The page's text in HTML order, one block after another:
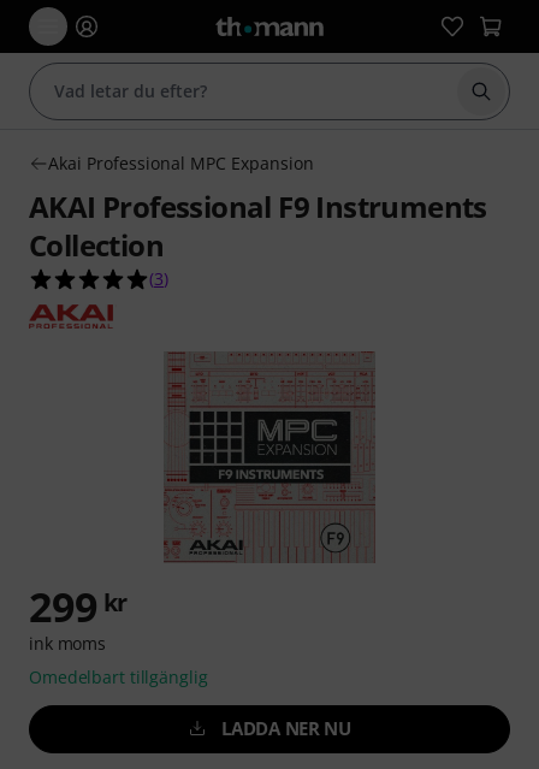
Börja
Akai Professional MPC Expansion
AKAI Professional F9 Instruments
Collection
5.0 av 5 stjärnor från 3 kundbetyg
(3)
299 kr
ink moms
Omedelbart tillgänglig
LADDA NER NU